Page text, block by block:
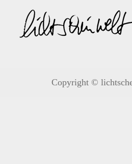
Inhalt
springen
Copyright ©